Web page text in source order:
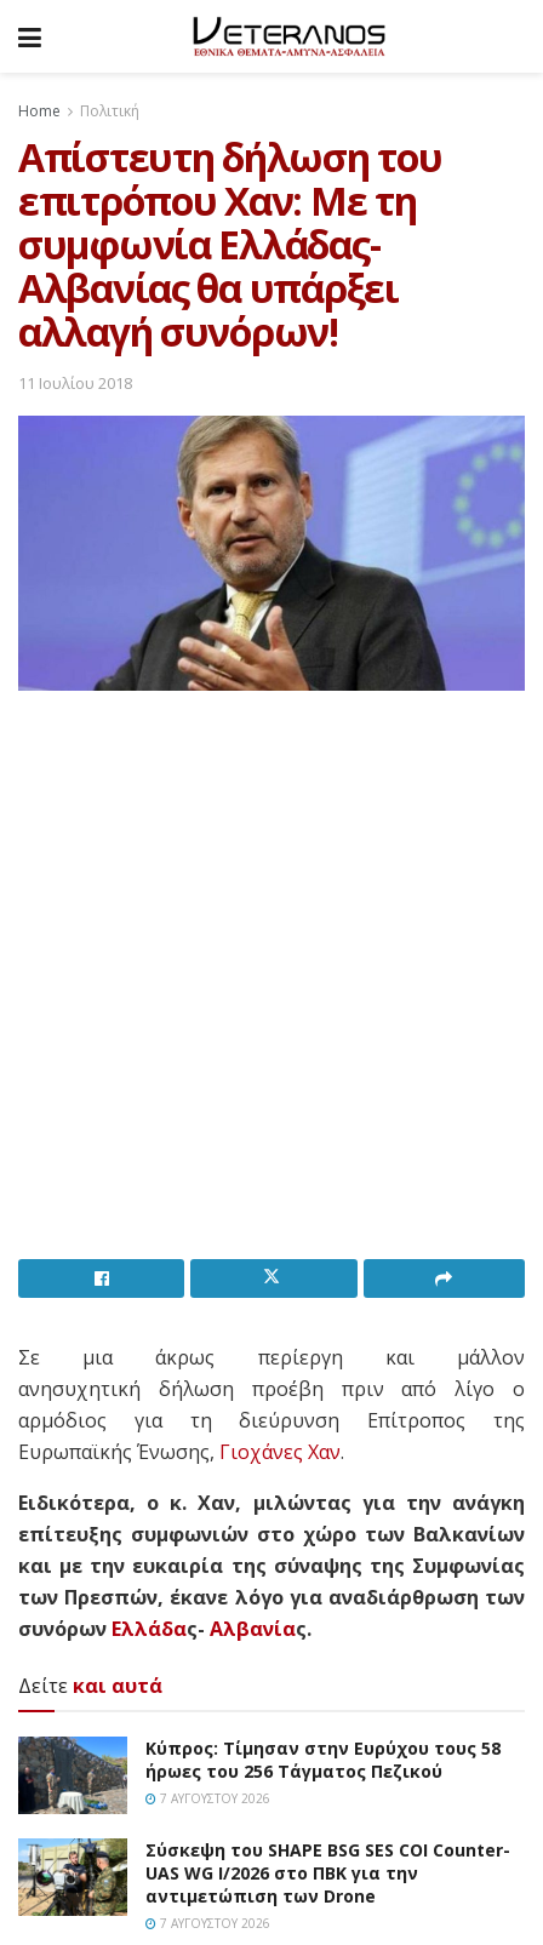
Home Πολιτική
Απίστευτη δήλωση του
επιτρόπου Χαν: Με τη
συμφωνία Ελλάδας-
Αλβανίας θα υπάρξει
αλλαγή συνόρων!
11 Ιουλίου 2018
Σε μια άκρως περίεργη και μάλλον
ανησυχητική δήλωση προέβη πριν από λίγο ο
αρμόδιος για τη διεύρυνση Επίτροπος της
Ευρωπαϊκής Ένωσης, Γιοχάνες Χαν.
Ειδικότερα, ο κ. Χαν, μιλώντας για την ανάγκη
επίτευξης συμφωνιών στο χώρο των Βαλκανίων
και με την ευκαιρία της σύναψης της Συμφωνίας
των Πρεσπών, έκανε λόγο για αναδιάρθρωση των
συνόρων Ελλάδας- Αλβανίας.
Δείτε και αυτά
Κύπρος: Τίμησαν στην Ευρύχου τους 58
ήρωες του 256 Τάγματος Πεζικού
7 ΑΥΓΟΎΣΤΟΥ 2026
Σύσκεψη του SHAPE BSG SES COI Counter-
UAS WG I/2026 στο ΠΒΚ για την
αντιμετώπιση των Drone
7 ΑΥΓΟΎΣΤΟΥ 2026